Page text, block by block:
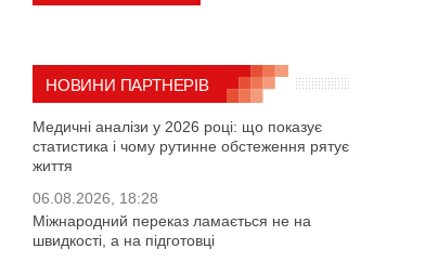
НОВИНИ ПАРТНЕРІВ
Медичні аналізи у 2026 році: що показує
статистика і чому рутинне обстеження рятує
життя
06.08.2026, 18:28
Міжнародний переказ ламається не на
швидкості, а на підготовці